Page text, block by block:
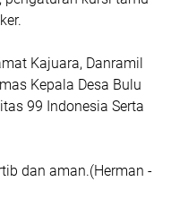
Kajuara, Danramil
Kepala Desa Bulu
99 Indonesia Serta
dan aman.(Herman -